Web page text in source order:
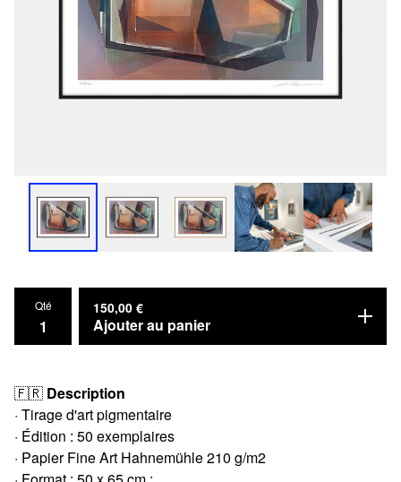
Qté 150,00 €
Ajouter au panier
🇫🇷 Description
· Tirage d'art pigmentaire
· Édition : 50 exemplaires
· Papier Fine Art Hahnemühle 210 g/m2